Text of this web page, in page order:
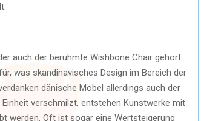
auch der berühmte Wishbone Chair gehört.
was skandinavisches Design im Bereich der
dänische Möbel allerdings auch der
verschmilzt, entstehen Kunstwerke mit
werden. Oft ist sogar eine Wertsteigerung